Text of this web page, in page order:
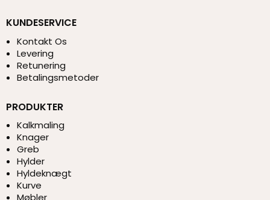
KUNDESERVICE
Kontakt Os
Levering
Retunering
Betalingsmetoder
PRODUKTER
Kalkmaling
Knager
Greb
Hylder
Hyldeknægt
Kurve
Møbler